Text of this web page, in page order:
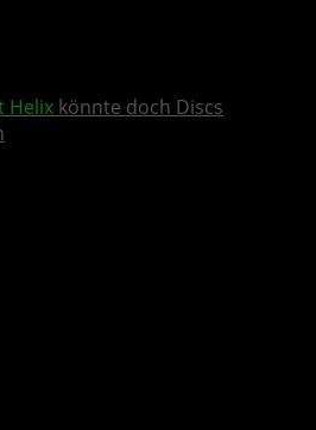
Helix könnte doch Discs